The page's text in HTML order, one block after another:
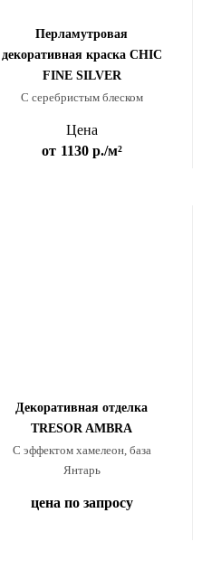
Перламутровая
декоративная краска CHIC
FINE SILVER
С серебристым блеском
Цена
от 1130 р./м²
Декоративная отделка
TRESOR AMBRA
С эффектом хамелеон, база
Янтарь
цена по запросу